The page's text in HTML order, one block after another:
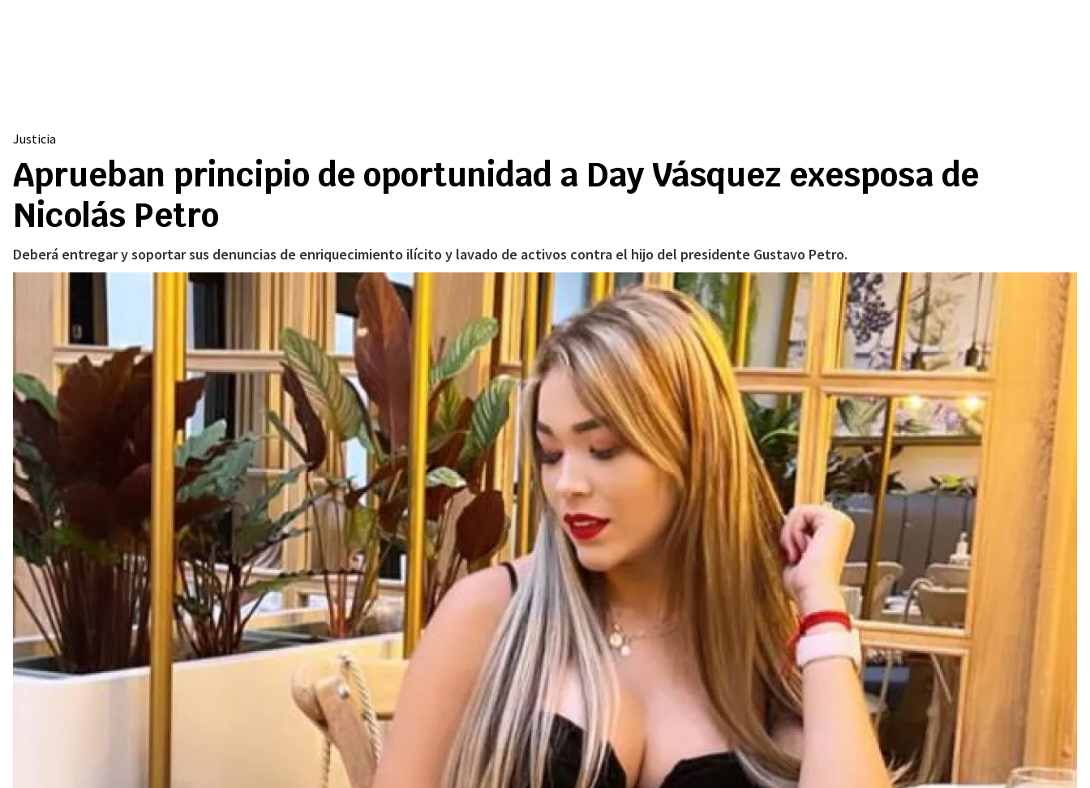
Justicia
Aprueban principio de oportunidad a Day Vásquez exesposa de
Nicolás Petro
Deberá entregar y soportar sus denuncias de enriquecimiento ilícito y lavado de activos contra el hijo del presidente Gustavo Petro.